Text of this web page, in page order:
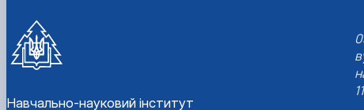
Навчально-науковий інститут